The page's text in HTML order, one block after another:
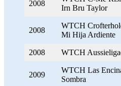
2008
Irn Bru Taylor
2008
WTCH
Mi Hija Ardiente
2008 WTCH
2009
WTCH Las
Sombra